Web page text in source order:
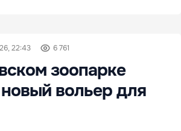
22:43 6 761
зоопарке
вольер для